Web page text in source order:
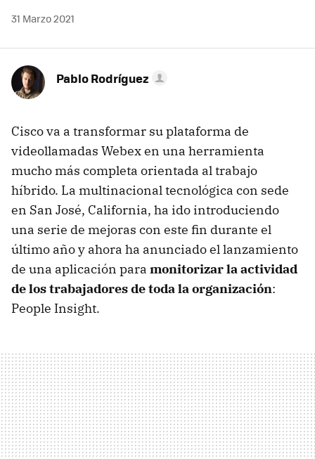
31 Marzo 2021
Pablo Rodríguez
Cisco va a transformar su plataforma de
videollamadas Webex en una herramienta
mucho más completa orientada al trabajo
híbrido. La multinacional tecnológica con sede
en San José, California, ha ido introduciendo
una serie de mejoras con este fin durante el
último año y ahora ha anunciado el lanzamiento
de una aplicación para monitorizar la actividad
de los trabajadores de toda la organización:
People Insight.